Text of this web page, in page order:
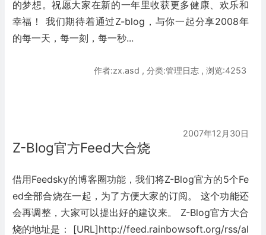
的梦想。祝愿大家在新的一年里收获更多健康、欢乐和
幸福！ 我们期待着通过Z-blog，与你一起分享2008年
的每一天，每一刻，每一秒...
作者:zx.asd , 分类:管理日志 , 浏览:4253
2007年12月30日
Z-Blog官方Feed大合烧
借用Feedsky的博客圈功能，我们将Z-Blog官方的5个Fe
ed全部合烧在一起，为了方便大家的订阅。 这个功能还
会再调整，大家可以提出好的建议来。 Z-Blog官方大合
烧的地址是： [URL]http://feed.rainbowsoft.org/rss/al